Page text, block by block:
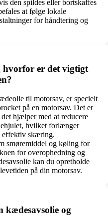
den spildes eller bortskaffes
at følge lokale
for håndtering og
hvorfor er det vigtigt
til motorsav, er specielt
på en motorsav. Det er
hjælper med at reducere
hvilket forlænger
effektiv skæring.
smøremiddel og køling for
for overophedning og
kan du opretholde
på din motorsav.
kædesavsolie og